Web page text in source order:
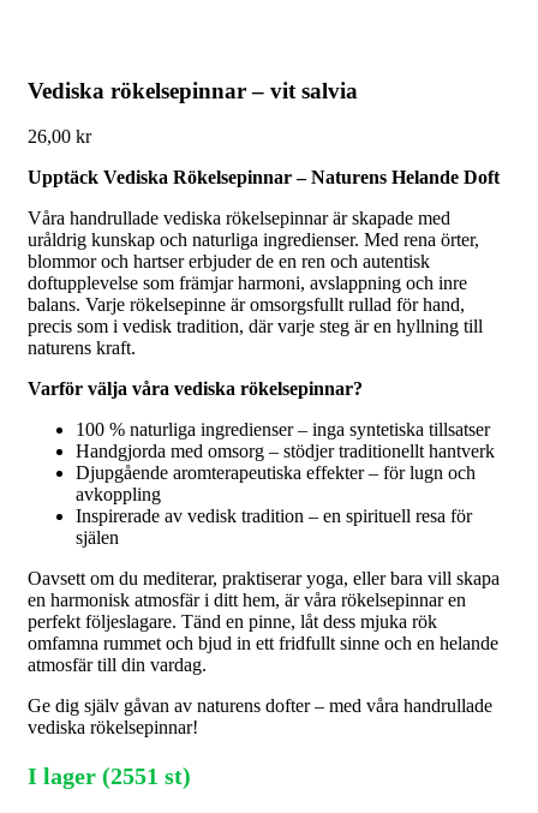
Vediska rökelsepinnar – vit salvia
26,00 kr
Upptäck Vediska Rökelsepinnar – Naturens Helande Doft
Våra handrullade vediska rökelsepinnar är skapade med
uråldrig kunskap och naturliga ingredienser. Med rena örter,
blommor och hartser erbjuder de en ren och autentisk
doftupplevelse som främjar harmoni, avslappning och inre
balans. Varje rökelsepinne är omsorgsfullt rullad för hand,
precis som i vedisk tradition, där varje steg är en hyllning till
naturens kraft.
Varför välja våra vediska rökelsepinnar?
100 % naturliga ingredienser – inga syntetiska tillsatser
Handgjorda med omsorg – stödjer traditionellt hantverk
Djupgående aromterapeutiska effekter – för lugn och
avkoppling
Inspirerade av vedisk tradition – en spirituell resa för
själen
Oavsett om du mediterar, praktiserar yoga, eller bara vill skapa
en harmonisk atmosfär i ditt hem, är våra rökelsepinnar en
perfekt följeslagare. Tänd en pinne, låt dess mjuka rök
omfamna rummet och bjud in ett fridfullt sinne och en helande
atmosfär till din vardag.
Ge dig själv gåvan av naturens dofter – med våra handrullade
vediska rökelsepinnar!
I lager (2551 st)